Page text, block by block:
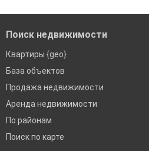
Поиск недвижимости
Квартиры {geo}
База объектов
Продажа недвижимости
Аренда недвижимости
По районам
Поиск по карте